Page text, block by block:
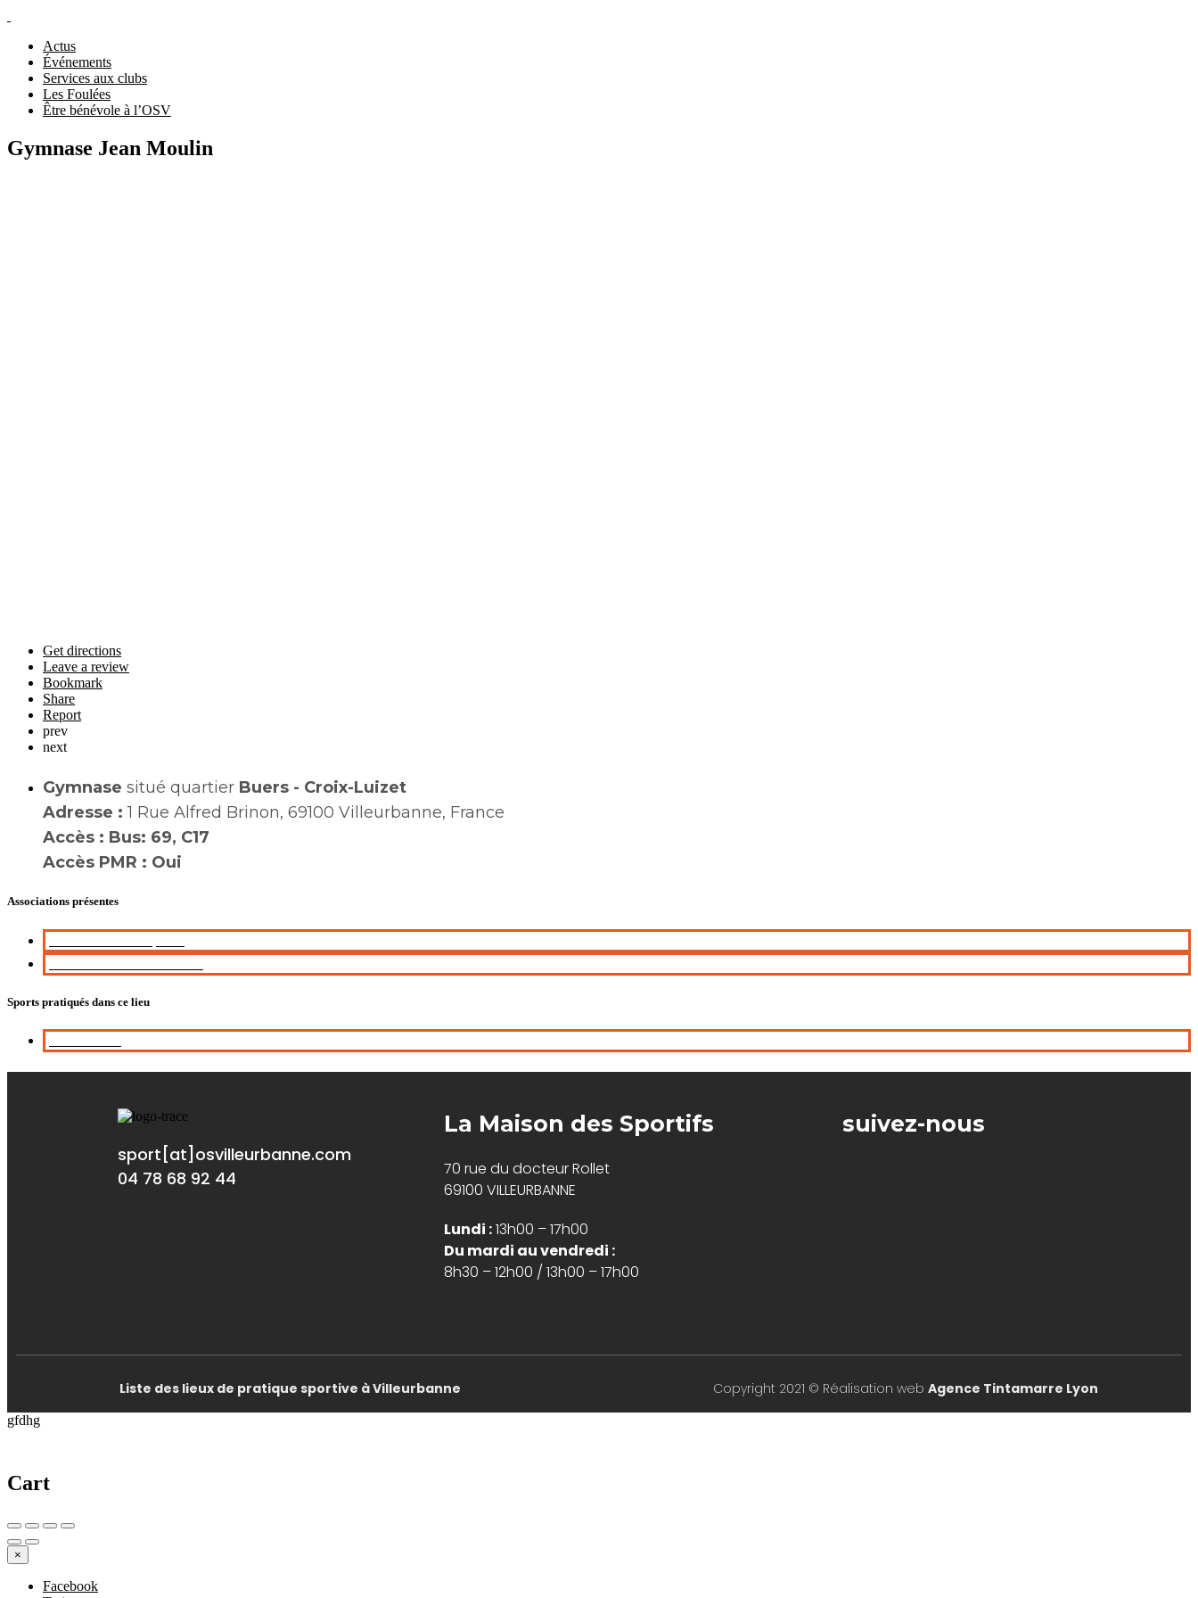
Actus
Événements
Services aux clubs
Les Foulées
Être bénévole à l’OSV
Gymnase Jean Moulin
Get directions
Leave a review
Bookmark
Share
Report
prev
next
Gymnase situé quartier Buers - Croix-Luizet
Adresse :1 Rue Alfred Brinon, 69100 Villeurbanne, France
Accès : Bus: 69, C17
Accès PMR : Oui
Associations présentes
Sports pratiqués dans ce lieu
sport[at]osvilleurbanne.com
04 78 68 92 44
La Maison des Sportifs
70 rue du docteur Rollet
69100 VILLEURBANNE
Lundi :13h00 – 17h00
Du mardi au vendredi :
8h30 – 12h00 / 13h00 – 17h00
suivez-nous
Liste des lieux de pratique sportive à Villeurbanne Copyright 2021 © Réalisation web Agence Tintamarre Lyon
gfdhg
Cart
×
Facebook